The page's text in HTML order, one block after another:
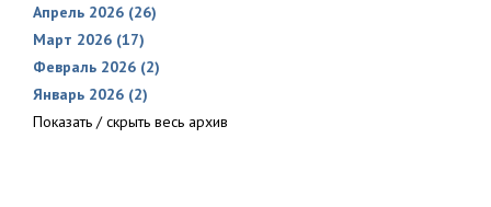
Апрель 2026 (26)
Март 2026 (17)
Февраль 2026 (2)
Январь 2026 (2)
Показать / скрыть весь архив